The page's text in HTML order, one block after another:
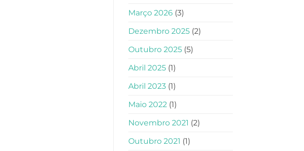
Março 2026(3)
Dezembro 2025(2)
Outubro 2025(5)
Abril 2025(1)
Abril 2023(1)
Maio 2022(1)
Novembro 2021 (2)
Outubro 2021 (1)